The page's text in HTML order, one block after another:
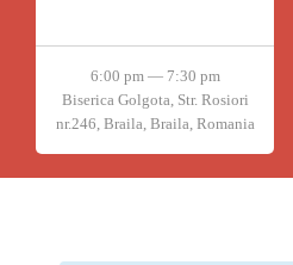
6:00 pm — 7:30 pm
Biserica Golgota, Str. Rosiori
nr.246, Braila, Braila, Romania